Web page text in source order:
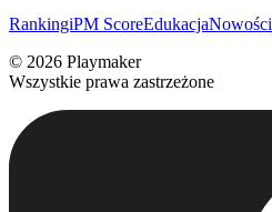
RankingiPM ScoreEdukacjaNowości
© 2026 Playmaker
Wszystkie prawa zastrzeżone